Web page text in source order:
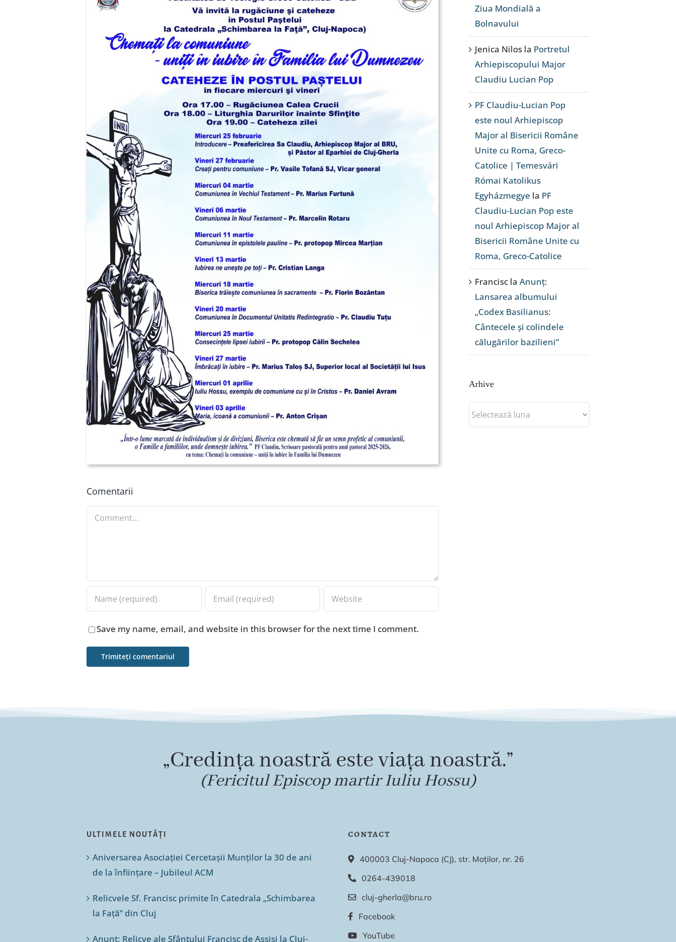
Comentarii
Comment
Save my name, email, and website in this browser for the next time I comment.
Ziua Mondială a
Bolnavului
Jenica Nilos la Portretul
Arhiepiscopului Major
Claudiu Lucian Pop
PF Claudiu-Lucian Pop
este noul Arhiepiscop
Major al Bisericii Române
Unite cu Roma, Greco-
Catolice | Temesvári
Római Katolikus
Egyházmegye la PF
Claudiu-Lucian Pop este
noul Arhiepiscop Major al
Bisericii Române Unite cu
Roma, Greco-Catolice
Francisc la Anunț:
Lansarea albumului
„Codex Basilianus:
Cântecele și colindele
călugărilor bazilieni”
Arhive
Arhive
„Credința noastră este viața noastră.”
(Fericitul Episcop martir Iuliu Hossu)
ULTIMELE NOUTĂȚI
Aniversarea Asociației Cercetașii Munților la 30 de ani
de la înființare – Jubileul ACM
Relicvele Sf. Francisc primite în Catedrala „Schimbarea
la Față” din Cluj
Anunț: Relicve ale Sfântului Francisc de Assisi la Cluj-
CONTACT
400003 Cluj-Napoca (CJ), str. Moților, nr. 26
0264-439018
cluj-gherla@bru.ro
Facebook
YouTube